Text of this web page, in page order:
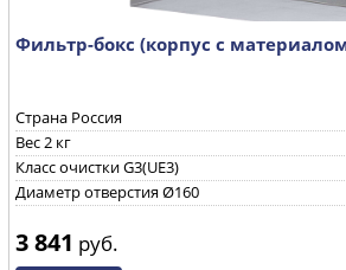
Фильтр-бокс (корпус с
Страна Россия
Вес 2 кг
Класс очистки G3(UE3)
Диаметр отверстия Ø160
3 841 руб.